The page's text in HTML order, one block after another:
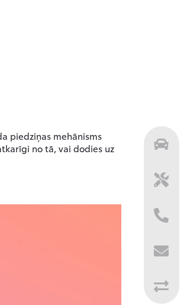
piedziņas mehānisms
no tā, vai dodies uz